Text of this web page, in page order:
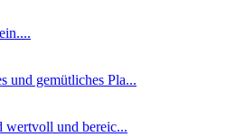
und gemütliches Pla...
wertvoll und bereic...